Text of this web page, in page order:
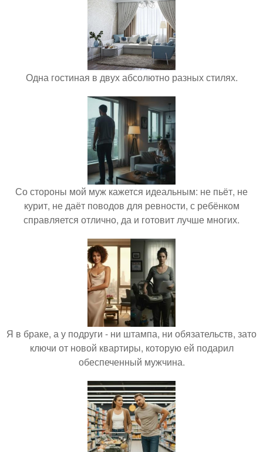
Одна гостиная в двух абсолютно разных стилях.
Со стороны мой муж кажется идеальным: не пьёт, не
курит, не даёт поводов для ревности, с ребёнком
справляется отлично, да и готовит лучше многих.
Я в браке, а у подруги - ни штампа, ни обязательств, зато
ключи от новой квартиры, которую ей подарил
обеспеченный мужчина.